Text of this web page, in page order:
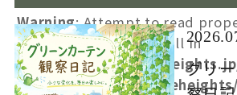
Warning: Attempt to read
null in
/home/keihatsu/
content/themes/
グリ